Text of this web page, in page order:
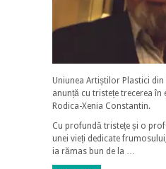
Uniunea Artiștilor Plastici din
anunță cu tristețe trecerea
Rodica-Xenia Constantin.
Cu profundă tristețe și o
unei vieți dedicate
ia rămas bun de la …